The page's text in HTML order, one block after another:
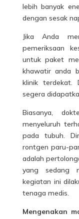
lebih banyak
dengan sesak
Jika Anda
pemeriksaan
untuk paket
khawatir anda
klinik terdekat.
segera
Biasanya,
menyeluruh
padatubuh.
rontgen paru-
adalah
yang sedang
kegiatan ini
tenaga medis.
Mengenakan